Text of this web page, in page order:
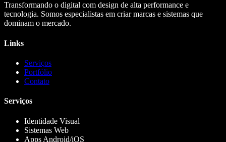
Transformando o digital com design de alta performance e
tecnologia. Somos especialistas em criar marcas e sistemas que
dominam o mercado.
Links
Serviços
Portfólio
Contato
Serviços
Identidade Visual
Sistemas Web
Apps Android/iOS